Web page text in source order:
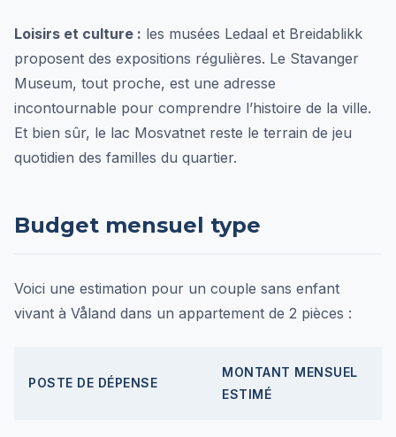
Loisirs et culture : les musées Ledaal et Breidablikk
proposent des expositions régulières. Le Stavanger
Museum, tout proche, est une adresse
incontournable pour comprendre l’histoire de la ville.
Et bien sûr, le lac Mosvatnet reste le terrain de jeu
quotidien des familles du quartier.
Budget mensuel type
Voici une estimation pour un couple sans enfant
vivant à Våland dans un appartement de 2 pièces :
POSTE DE DÉPENSE
MONTANT MENSUEL
ESTIMÉ